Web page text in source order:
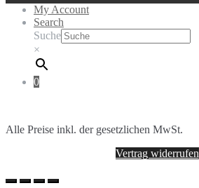
My Account
Search
Suche
×
0
Alle Preise inkl. der gesetzlichen MwSt.
Vertrag widerrufen